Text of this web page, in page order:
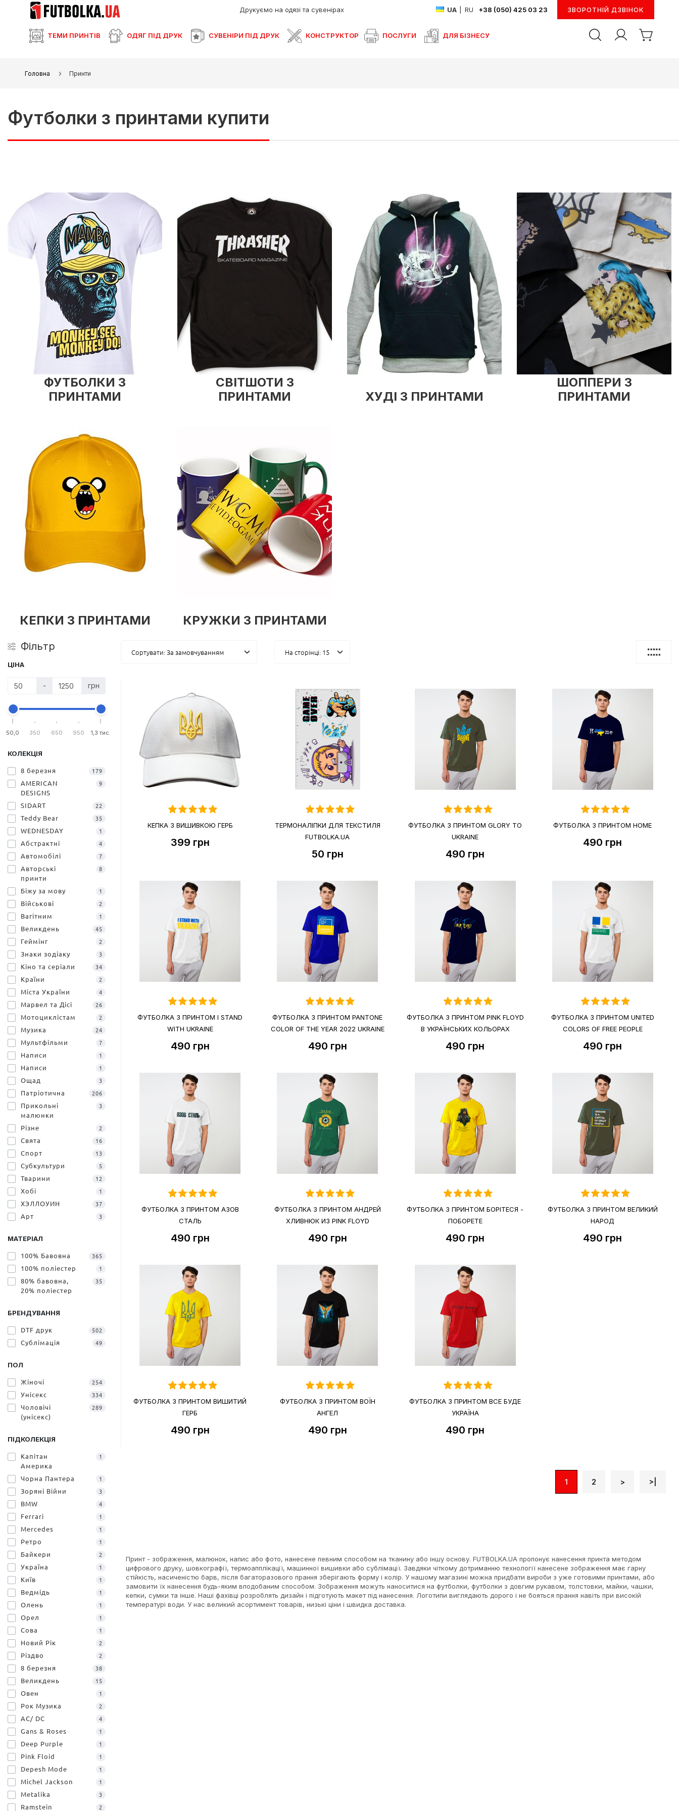
Друкуємо на одязі та сувенірах UA RU +38 (050) 425 03 23 ЗВОРОТНІЙ ДЗВІНОК
ТЕМИ ПРИНТІВ ОДЯГ ПІД ДРУК СУВЕНІРИ ПІД ДРУК КОНСТРУКТОР ПОСЛУГИ ДЛЯ БІЗНЕСУ
Головна Принти
Футболки з принтами купити
ФУТБОЛКИ З
ПРИНТАМИ
СВІТШОТИ З
ПРИНТАМИ
ХУДІ З ПРИНТАМИ
ШОППЕРИ З
ПРИНТАМИ
КЕПКИ З ПРИНТАМИ КРУЖКИ З ПРИНТАМИ
Фільтр
ЦІНА
- грн
50,0 350 650 950 1,3 тис.
КОЛЕКЦІЯ
8 березня 179
AMERICAN
DESIGNS
9
SIDART 22
Teddy Bear 35
WEDNESDAY 1
Абстрактні 4
Автомобілі 7
Авторські
принти
8
Біжу за мову 1
Військові 2
Вагітним 1
Великдень 45
Геймінг 2
Знаки зодіаку 3
Кіно та серіали 34
Країни 2
Міста України 4
Марвел та Дісі 26
Мотоциклістам 2
Музика 24
Мультфільми 7
Написи 1
Написи 1
Ощад 3
Патріотична 206
Прикольні
малюнки
3
Різне 2
Свята 16
Спорт 13
Субкультури 5
Тварини 12
Хобі 1
ХЭЛЛОУИН 37
Арт 3
МАТЕРІАЛ
100% Бавовна 365
100% поліестер 1
80% бавовна,
20% поліестер
35
БРЕНДУВАННЯ
DTF друк 502
Сублімація 49
ПОЛ
Жіночі 254
Унісекс 334
Чоловічі
(унісекс)
289
ПІДКОЛЕКЦІЯ
Капітан
Америка
1
Чорна Пантера 1
Зоряні Війни 3
BMW 4
Ferrari 1
Mercedes 1
Ретро 1
Байкери 2
Україна 1
Київ 1
Ведмідь 1
Олень 1
Орел 1
Сова 1
Новий Рік 2
Різдво 2
8 березня 38
Великдень 15
Овен 1
Рок Музика 2
AC/ DC 4
Gans & Roses 1
Deep Purple 1
Pink Floid 1
Depesh Mode 1
Michel Jackson 1
Metalika 3
Ramstein 2
Сортувати: За замовчуванням На сторінці: 15
КЕПКА З ВИШИВКОЮ ГЕРБ
399 грн
ТЕРМОНАЛІПКИ ДЛЯ ТЕКСТИЛЯ
FUTBOLKA.UA
50 грн
ФУТБОЛКА З ПРИНТОМ GLORY TO
UKRAINE
490 грн
ФУТБОЛКА З ПРИНТОМ HOME
490 грн
ФУТБОЛКА З ПРИНТОМ I STAND
WITH UKRAINE
490 грн
ФУТБОЛКА З ПРИНТОМ PANTONE
COLOR OF THE YEAR 2022 UKRAINE
490 грн
ФУТБОЛКА З ПРИНТОМ PINK FLOYD
В УКРАЇНСЬКИХ КОЛЬОРАХ
490 грн
ФУТБОЛКА З ПРИНТОМ UNITED
COLORS OF FREE PEOPLE
490 грн
ФУТБОЛКА З ПРИНТОМ АЗОВ
СТАЛЬ
490 грн
ФУТБОЛКА З ПРИНТОМ АНДРЕЙ
ХЛИВНЮК ИЗ PINK FLOYD
490 грн
ФУТБОЛКА З ПРИНТОМ БОРІТЕСЯ -
ПОБОРЕТЕ
490 грн
ФУТБОЛКА З ПРИНТОМ ВЕЛИКИЙ
НАРОД
490 грн
ФУТБОЛКА З ПРИНТОМ ВИШИТИЙ
ГЕРБ
490 грн
ФУТБОЛКА З ПРИНТОМ ВОЇН
АНГЕЛ
490 грн
ФУТБОЛКА З ПРИНТОМ ВСЕ БУДЕ
УКРАЇНА
490 грн
1 2 > >|
Принт - зображення, малюнок, напис або фото, нанесене певним способом на тканину або іншу основу. FUTBOLKA.UA пропонує нанесення принта методом
цифрового друку, шовкографії, термоапплікації, машинної вишивки або сублімації. Завдяки чіткому дотриманню технології нанесене зображення має гарну
стійкість, насиченістю барв, після багаторазового прання зберігають форму і колір. У нашому магазині можна придбати вироби з уже готовими принтами, або
замовити їх нанесення будь-яким вподобаним способом. Зображення можуть наноситися на футболки, футболки з довгим рукавом, толстовки, майки, чашки,
кепки, сумки та інше. Наші фахівці розроблять дизайн і підготують макет під нанесення. Логотипи виглядають дорого і не бояться прання навіть при високій
температурі води. У нас великий асортимент товарів, низькі ціни і швидка доставка.